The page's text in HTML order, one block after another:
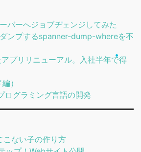
バーへジョブチェンジしてみた
ンプするspanner-dump-whereを不
プリリニューアル。入社半年で得
）
ログラミング言語の開発
こない子の作り方